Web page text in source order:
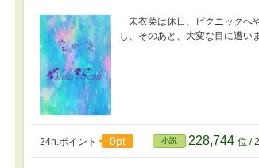
未衣菜は休日、ピクニック
し、そのあと、大変な目に遭い
24h.ポイント 0pt 小説 228,744 位 /